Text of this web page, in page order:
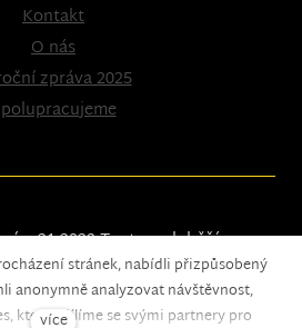
Kontakt
O nás
zpráva 2025
2023Tento web běží na
solidpixels.stránek, nabídli přizpůsobený
anonymně analyzovat návštěvnost,
které sdílíme se svými partnery pro
více